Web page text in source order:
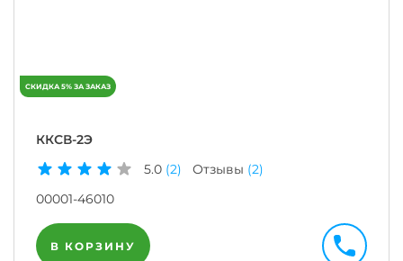
ККСВ-2Э
5.0 (2) Отзывы (2)
00001-46010
В КОРЗИНУ